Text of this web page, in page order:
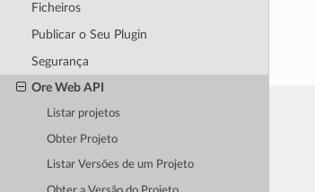
Ficheiros
Publicar o Seu Plugin
Segurança
Ore Web API
Listar projetos
Obter Projeto
Listar Versões de um Projeto